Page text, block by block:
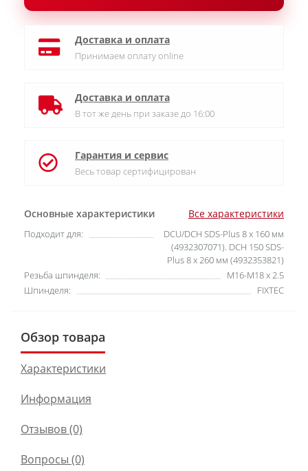
Основные характеристики Все характеристики
Подходит для:
DCU/DCH SDS-Plus 8 х 160 мм
(4932307071). DCH 150 SDS-
Plus 8 х 260 мм (4932353821)
Резьба шпинделя:
M16-M18 x 2.5
Шпинделя:
FIXTEC
Доставка и оплата
Принимаем оплату online
Доставка и оплата
В тот же день при заказе до 16:00
Гарантия и сервис
Весь товар сертифицирован
Обзор товара
Характеристики
Информация
Отзывов (0)
Вопросы (0)